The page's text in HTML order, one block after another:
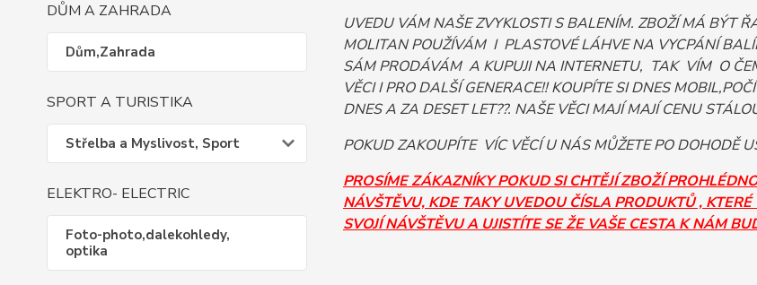
DŮM A ZAHRADA
Dům,Zahrada
SPORT A TURISTIKA
Střelba a Myslivost, Sport
ELEKTRO- ELECTRIC
Foto-photo,dalekohledy,
optika
UVEDU VÁM NAŠE ZVYKLOSTI S BALENÍM. ZBOŽÍ MÁ BÝT
MOLITAN POUŽÍVÁM I PLASTOVÉ LÁHVE NA VYCPÁNÍ
SÁM PRODÁVÁM A KUPUJI NA INTERNETU, TAK VÍM O
VĚCI I PRO DALŠÍ GENERACE!! KOUPÍTE SI DNES
DNES A ZA DESET LET??. NAŠE VĚCI MAJÍ MAJÍ CENU
POKUD ZAKOUPÍTE VÍC VĚCÍ U NÁS MŮŽETE PO DOHODĚ
PROSÍME ZÁKAZNÍKY POKUD SI CHTĚJÍ ZBOŽÍ
NÁVŠTĚVU, KDE TAKY UVEDOU ČÍSLA PRODUKTŮ ,
SVOJÍ NÁVŠTĚVU A UJISTÍTE SE ŽE VAŠE CESTA K NÁM